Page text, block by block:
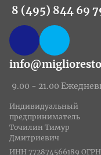
8 (495) 844 69
9.00 - 21.00
Индивидуальный
предприниматель
Точилин Тимур
Дмитриевич
ИНН 772874566189